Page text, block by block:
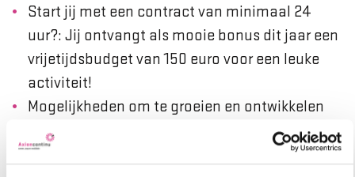
Start jij met een contract van minimaal 24
uur?: Jij ontvangt als mooie bonus dit jaar een
vrijetijdsbudget van 150 euro voor een leuke
activiteit!
Mogelijkheden om te groeien en ontwikkelen
en voor een EVV-opleiding of BBL-traject voor
verpleegkundige.